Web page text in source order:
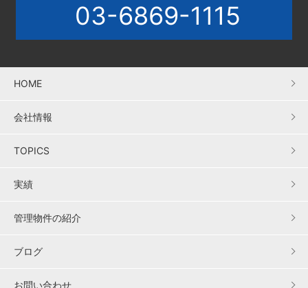
03-6869-1115
HOME
会社情報
TOPICS
実績
管理物件の紹介
ブログ
お問い合わせ